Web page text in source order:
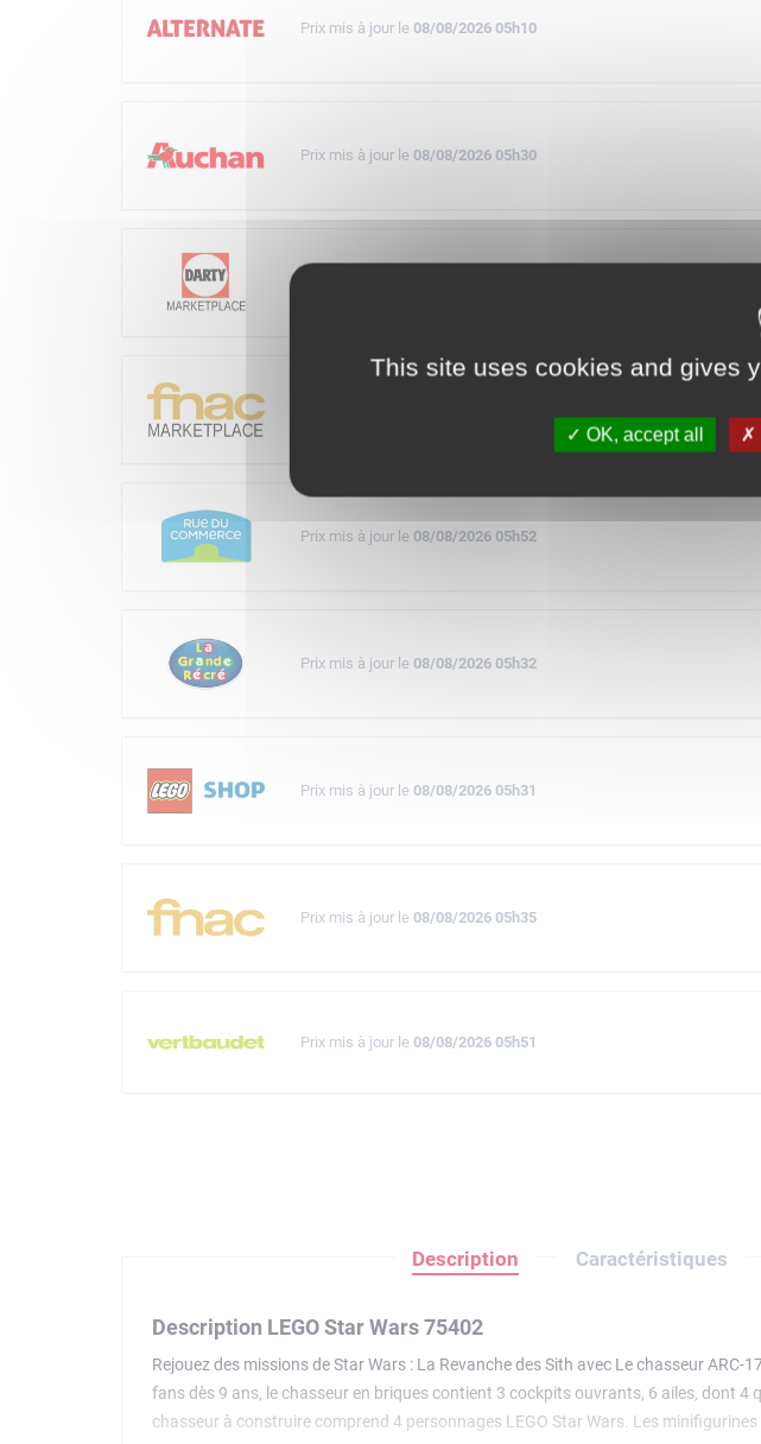
Prix mis à jour le 08/08/2026 05h10
Prix mis à jour le 08/08/2026 05h30
Prix mis à jour le 08/08/2026 05h52
Prix mis à jour le 08/08/2026 05h32
Prix mis à jour le 08/08/2026 05h31
Prix mis à jour le 08/08/2026 05h35
Prix mis à jour le 08/08/2026 05h51
Description Caractéristiques
Description LEGO Star Wars 75402
Rejouez des missions de Star Wars : La Revanche des Sith avec Le chasseur
fans dès 9 ans, le chasseur en briques contient 3 cockpits ouvrants, 6 ailes, dont
chasseur à construire comprend 4 personnages LEGO Star Wars. Les
This site uses cookies and gives
OK, accept all